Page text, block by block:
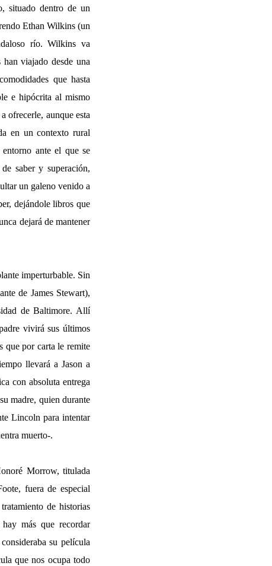
situado dentro de un
Ethan Wilkins (un
río. Wilkins va
viajado desde una
que hasta
e hipócrita al mismo
ofrecerle, aunque esta
en un contexto rural
ante el que se
saber y superación,
un galeno venido a
dejándole libros que
dejará de mantener
imperturbable. Sin
de James Stewart),
de Baltimore. Allí
vivirá sus últimos
que por carta le remite
llevará a Jason a
con absoluta entrega
madre, quien durante
Lincoln para intentar
muerto-.
Morrow, titulada
fuera de especial
de historias
más que recordar
su película
que nos ocupa todo